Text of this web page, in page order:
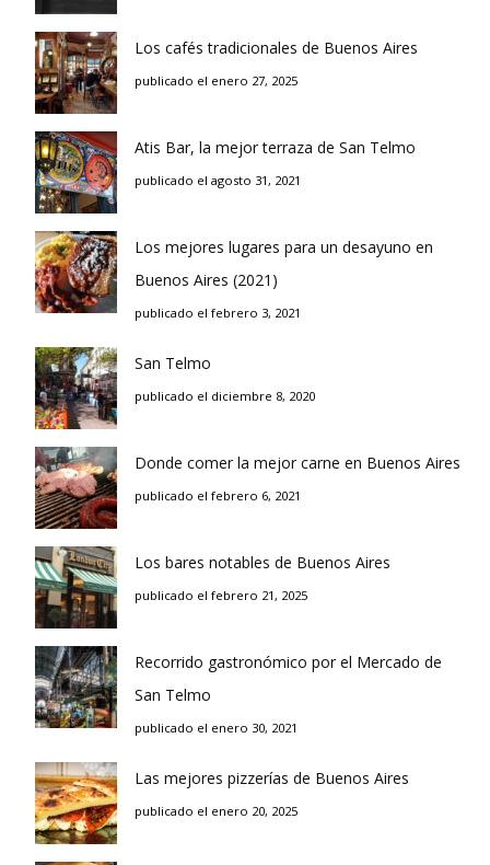
Los cafés tradicionales de Buenos Aires
publicado el enero 27, 2025
Atis Bar, la mejor terraza de San Telmo
publicado el agosto 31, 2021
Los mejores lugares para un desayuno en
Buenos Aires (2021)
publicado el febrero 3, 2021
San Telmo
publicado el diciembre 8, 2020
Donde comer la mejor carne en Buenos Aires
publicado el febrero 6, 2021
Los bares notables de Buenos Aires
publicado el febrero 21, 2025
Recorrido gastronómico por el Mercado de
San Telmo
publicado el enero 30, 2021
Las mejores pizzerías de Buenos Aires
publicado el enero 20, 2025